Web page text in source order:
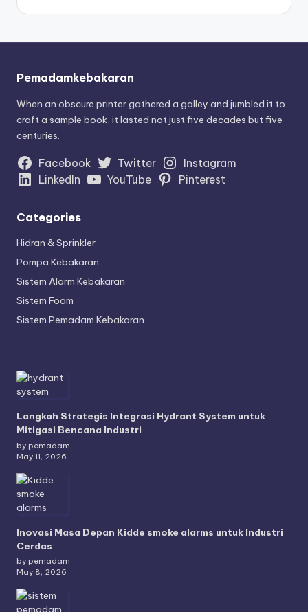
Pemadamkebakaran
When an obscure printer gathered a galley and jumbled it to
craft a sample book, it lasted not just five decades but five
centuries.
Facebook Twitter
Instagram
LinkedIn
YouTube Pinterest
Categories
Hidran & Sprinkler
Pompa Kebakaran
Sistem Alarm Kebakaran
Sistem Foam
Sistem Pemadam Kebakaran
Langkah Strategis Integrasi Hydrant System untuk
Mitigasi Bencana Industri
by pemadam
May 11, 2026
Inovasi Masa Depan Kidde smoke alarms untuk Industri
Cerdas
by pemadam
May 8, 2026